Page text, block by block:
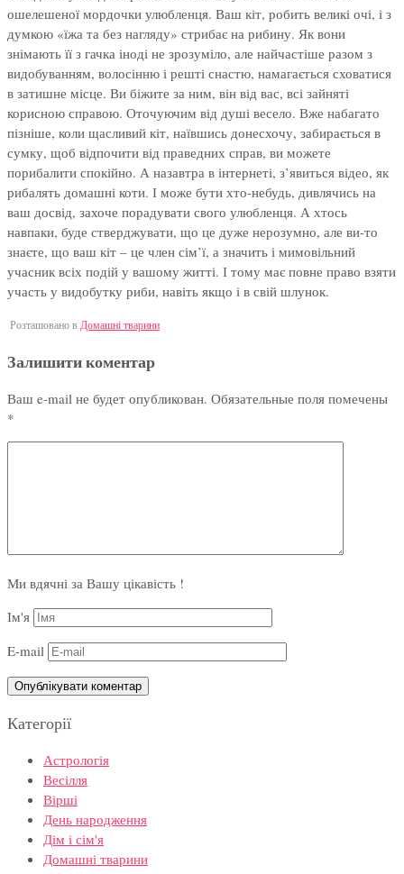
ошелешеної мордочки улюбленця. Ваш кіт, робить великі очі, і з
думкою «їжа та без нагляду» стрибає на рибину. Як вони
знімають її з гачка іноді не зрозуміло, але найчастіше разом з
видобуванням, волосінню і решті снастю, намагається сховатися
в затишне місце. Ви біжите за ним, він від вас, всі зайняті
корисною справою. Оточуючим від душі весело. Вже набагато
пізніше, коли щасливий кіт, наївшись донесхочу, забирається в
сумку, щоб відпочити від праведних справ, ви можете
порибалити спокійно. А назавтра в інтернеті, з’явиться відео, як
рибалять домашні коти. І може бути хто-небудь, дивлячись на
ваш досвід, захоче порадувати свого улюбленця. А хтось
навпаки, буде стверджувати, що це дуже нерозумно, але ви-то
знаєте, що ваш кіт – це член сім’ї, а значить і мимовільний
учасник всіх подій у вашому житті. І тому має повне право взяти
участь у видобутку риби, навіть якщо і в свій шлунок.
Розташовано в Домашні тварини
Залишити коментар
Ваш e-mail не будет опубликован. Обязательные поля помечены
*
Ми вдячні за Вашу цікавість !
Ім'я
E-mail
Категорії
Астрологія
Весілля
Вірші
День народження
Дім і сім'я
Домашні тварини